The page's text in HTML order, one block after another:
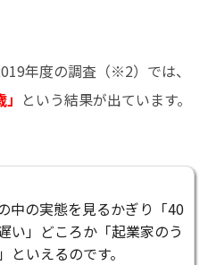
年度の調査（※2）では、
という結果が出ています。
中の実態を見るかぎり「40
い」どころか「起業家のう
といえるのです。